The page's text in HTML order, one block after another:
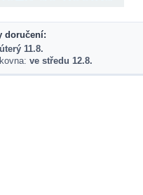
doručení:
11.8.
ve středu 12.8.